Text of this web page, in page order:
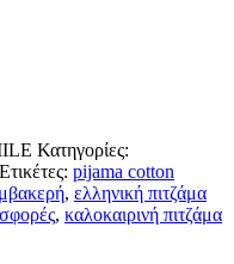
Κατηγορίες:
Ετικέτες: pijama cotton
, ελληνική πιτζάμα
, καλοκαιρινή πιτζάμα